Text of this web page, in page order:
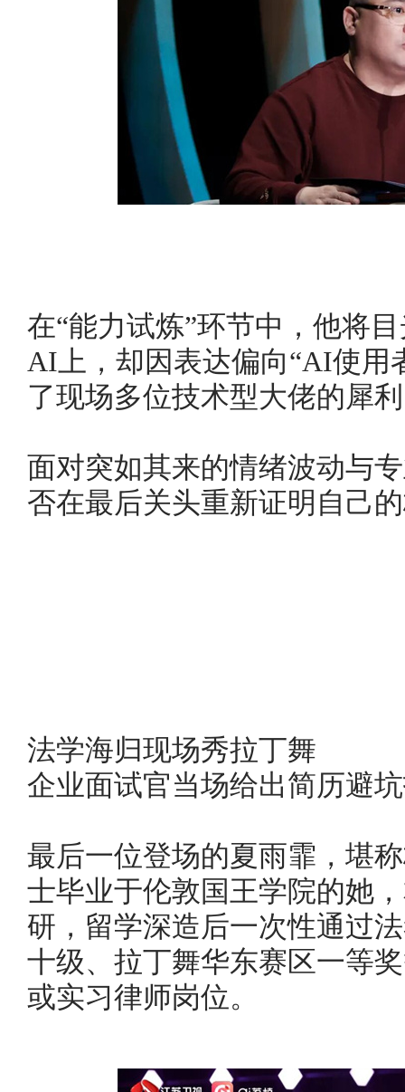
在“能力试炼”环节中，他将
AI上，却因表达偏向“AI使用
了现场多位技术型大佬的犀
面对突如其来的情绪波动与
否在最后关头重新证明自己
法学海归现场秀拉丁舞
企业面试官当场给出简历避
最后一位登场的夏雨霏，堪
士毕业于伦敦国王学院的她
研，留学深造后一次性通过
十级、拉丁舞华东赛区一等
或实习律师岗位。